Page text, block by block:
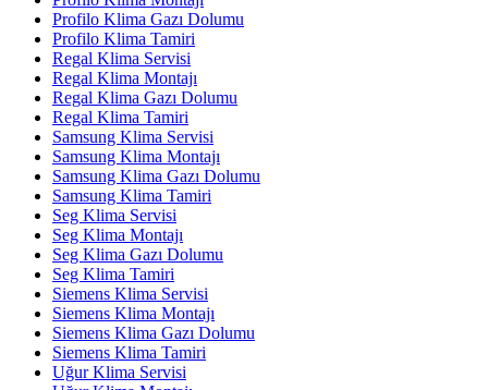
Profilo Klima Gazı Dolumu
Profilo Klima Tamiri
Regal Klima Servisi
Regal Klima Montajı
Regal Klima Gazı Dolumu
Regal Klima Tamiri
Samsung Klima Servisi
Samsung Klima Montajı
Samsung Klima Gazı Dolumu
Samsung Klima Tamiri
Seg Klima Servisi
Seg Klima Montajı
Seg Klima Gazı Dolumu
Seg Klima Tamiri
Siemens Klima Servisi
Siemens Klima Montajı
Siemens Klima Gazı Dolumu
Siemens Klima Tamiri
Uğur Klima Servisi